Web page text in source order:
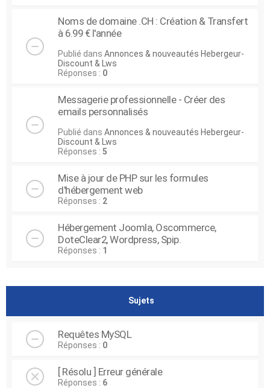
Noms de domaine .CH : Création & Transfert
à 6.99 € l'année
Publié dans Annonces & nouveautés Hebergeur-
Discount & Lws
Réponses : 0
Messagerie professionnelle - Créer des
emails personnalisés
Publié dans Annonces & nouveautés Hebergeur-
Discount & Lws
Réponses : 5
Mise à jour de PHP sur les formules
d'hébergement web
Réponses : 2
Hébergement Joomla, Oscommerce,
DoteClear2, Wordpress, Spip.
Réponses : 1
Sujets
Requêtes MySQL
Réponses : 0
[ Résolu ] Erreur générale
Réponses : 6